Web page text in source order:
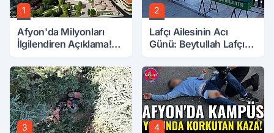
1
Afyon'da Milyonları
İlgilendiren Açıklama!
2
Lafçı Ailesinin Acı
Günü: Beytullah Lafçı
3 4